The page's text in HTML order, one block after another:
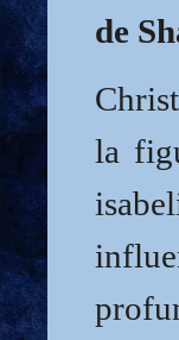
de
la